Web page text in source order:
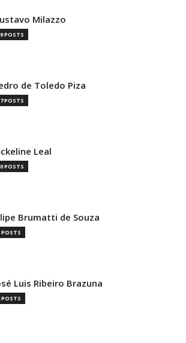
Milazzo
POSTS
de Toledo Piza
POSTS
Leal
POSTS
Brumatti de Souza
POSTS
Luis Ribeiro Brazuna
POSTS